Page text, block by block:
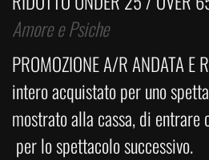
Amore e Psiche
PROMOZIONE A/R ANDATA E
intero acquistato per uno
mostrato alla cassa, di entrare
per lo spettacolo successivo.